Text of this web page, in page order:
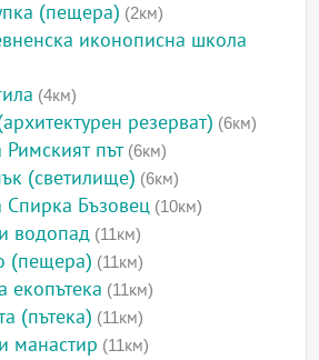
(пещера) (2км)
иконописна школа
(4км)
резерват) (6км)
Римският път(6км)
(светилище) (6км)
Спирка Бъзовец (10км)
водопад (11км)
(пещера) (11км)
екопътека (11км)
(пътека) (11км)
манастир (11км)